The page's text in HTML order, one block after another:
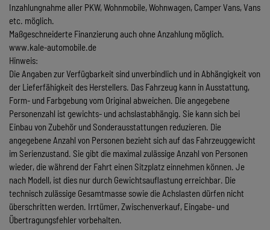
Inzahlungnahme aller PKW, Wohnmobile, Wohnwagen, Camper Vans, Vans
etc. möglich.
Maßgeschneiderte Finanzierung auch ohne Anzahlung möglich.
www.kale-automobile.de
Hinweis:
Die Angaben zur Verfügbarkeit sind unverbindlich und in Abhängigkeit von
der Lieferfähigkeit des Herstellers. Das Fahrzeug kann in Ausstattung,
Form- und Farbgebung vom Original abweichen. Die angegebene
Personenzahl ist gewichts- und achslastabhängig. Sie kann sich bei
Einbau von Zubehör und Sonderausstattungen reduzieren. Die
angegebene Anzahl von Personen bezieht sich auf das Fahrzeuggewicht
im Serienzustand. Sie gibt die maximal zulässige Anzahl von Personen
wieder, die während der Fahrt einen Sitzplatz einnehmen können. Je
nach Modell, ist dies nur durch Gewichtsauflastung erreichbar. Die
technisch zulässige Gesamtmasse sowie die Achslasten dürfen nicht
überschritten werden. Irrtümer, Zwischenverkauf, Eingabe- und
Übertragungsfehler vorbehalten.